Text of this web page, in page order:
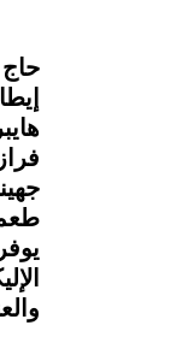
حاج عرفة
إيطاليانو
هايبر صلصة
فرازة دجاجة
جهينة
طعمة جبنة